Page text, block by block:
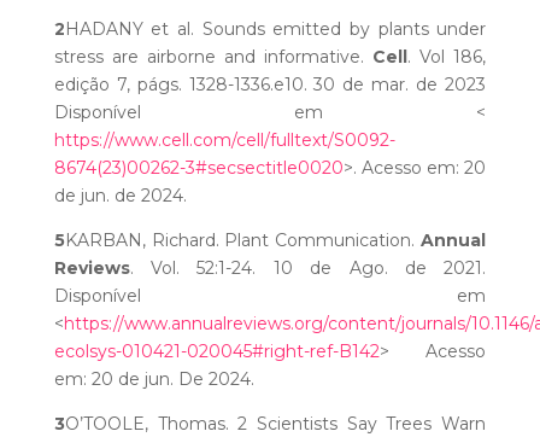
2 HADANY et al. Sounds emitted by plants under
stress are airborne and informative. Cell . Vol 186,
edição 7, págs. 1328-1336.e10. 30 de mar. de 2023
Disponível em <
https://www.cell.com/cell/fulltext/S0092-
8674(23)00262-3#secsectitle0020>. Acesso em: 20
de jun. de 2024.
5KARBAN, Richard. Plant Communication.Annual
Reviews. Vol. 52:1-24. 10 de Ago. de 2021.
Disponível em
<https://www.annualreviews.org/content/journals/10.1146/
ecolsys-010421-020045#right-ref-B142> Acesso
em: 20 de jun. De 2024.
3O’TOOLE, Thomas. 2 Scientists Say Trees Warn